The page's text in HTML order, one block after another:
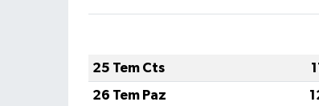
25 Tem Cts
26 Tem Paz